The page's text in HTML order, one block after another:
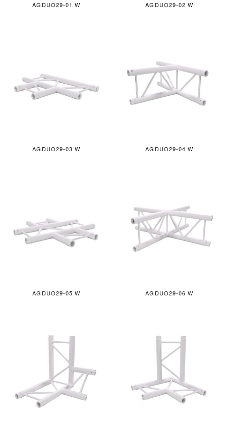
AGDUO29-01 W AGDUO29-02 W
AGDUO29-03 W AGDUO29-04 W
AGDUO29-05 W AGDUO29-06 W